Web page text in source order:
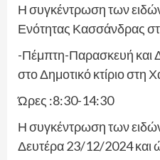
Η συγκέντρωση των
Ενότητας Κασσάνδρας
-Πέμπτη-Παρασκευή και
στο Δημοτικό κτίριο
Ώρες :8:30-14:30
Η συγκέντρωση των
Δευτέρα 23/12/2024 και